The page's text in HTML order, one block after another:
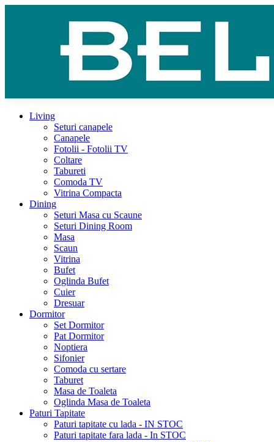
Living
Seturi canapele
Canapele
Fotolii - Fotolii TV
Coltare
Tabureti
Comoda TV
Vitrina Compacta
Dining
Seturi Masa cu Scaune
Seturi Dining Room
Masa
Scaun
Vitrina
Bufet
Oglinda Bufet
Cuier
Dresuar
Dormitor
Set Dormitor
Pat Dormitor
Noptiera
Sifonier
Comoda cu sertare
Taburet
Masa de Toaleta
Oglinda Masa de Toaleta
Paturi Tapitate
Paturi tapitate cu lada - IN STOC
Paturi tapitate fara lada - In STOC